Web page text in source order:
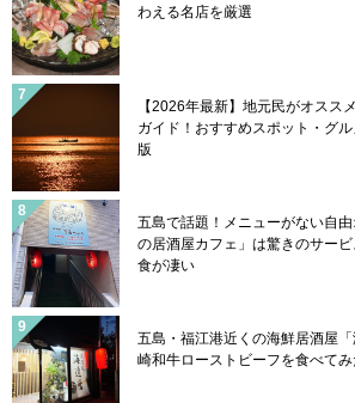
わえる名店を厳選
【2026年最新】地元民がオスス
ガイド！おすすめスポット・グ
版
五島で話題！メニューがない自
の居酒屋カフェ」は驚きのサー
食が凄い
五島・福江港近くの海鮮居酒屋
崎和牛ローストビーフを食べてみ